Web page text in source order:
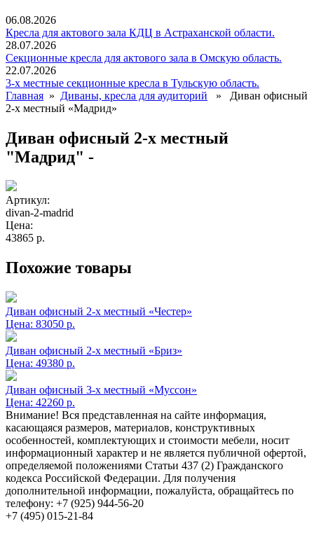
06.08.2026
Кресла для актового зала КДЦ в Астраханской области.
28.07.2026
Секционные кресла для актового зала в Омскую область.
22.07.2026
3-х местные секционные кресла в Тульскую область.
Главная » Диваны, кресла для аудиторий » Диван офисный
2-х местный «Мадрид»
Диван офисный 2-х местный
"Мадрид" -
Артикул:
divan-2-madrid
Цена:
43865 р.
Похожие товары
Диван офисный 2-х местный «Честер»
Цена: 83050 р.
Диван офисный 2-х местный «Бриз»
Цена: 49380 р.
Диван офисный 3-х местный «Муссон»
Цена: 42260 р.
Внимание! Вся представленная на сайте информация,
касающаяся размеров, материалов, конструктивных
особенностей, комплектующих и стоимости мебели, носит
информационный характер и не является публичной офертой,
определяемой положениями Статьи 437 (2) Гражданского
кодекса Российской Федерации. Для получения
дополнительной информации, пожалуйста, обращайтесь по
телефону: +7 (925) 944-56-20
+7 (495) 015-21-84